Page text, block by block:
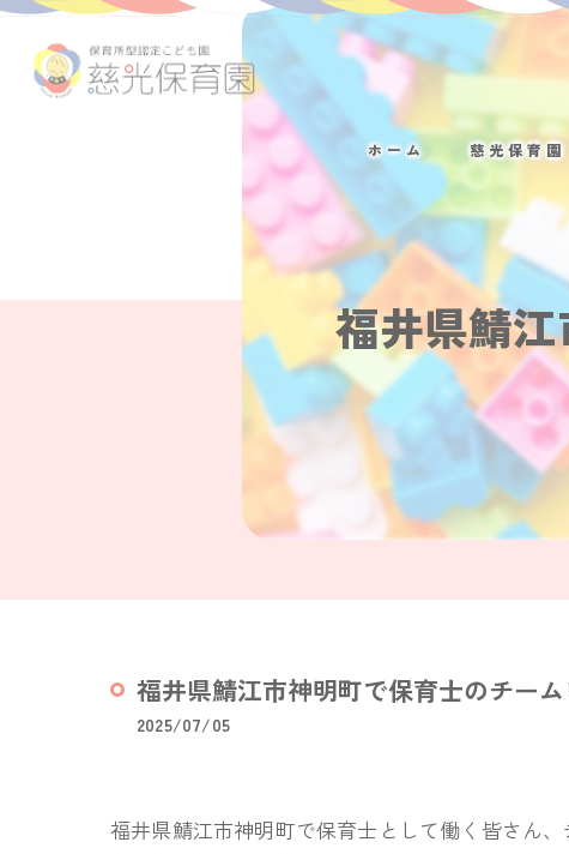
ホーム 慈光保育園
福井県鯖
福井県鯖江市神明町で保育士のチー
2025/07/05
福井県鯖江市神明町で保育士として働く皆さん